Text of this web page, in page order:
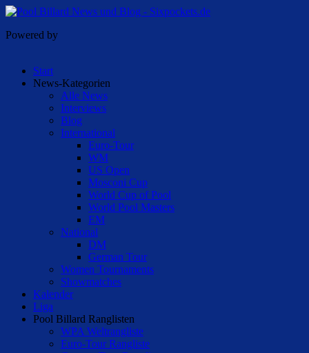
Powered by
Start
News-Kategorien
Alle News
Interviews
Blog
International
Euro-Tour
WM
US Open
Mosconi Cup
World Cup of Pool
World Pool Masters
EM
National
DM
German Tour
Women Tournaments
Showmatches
Kalender
Liga
Pool Billard Ranglisten
WPA Weltrangliste
Euro-Tour Rangliste